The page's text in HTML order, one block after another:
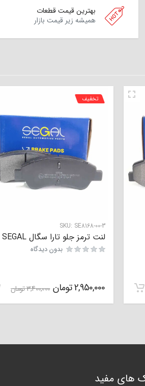
بهترین قیمت قطعات
همیشه زیر قیمت بازار
SKU: SE8168-00-3
تخفیف
لنت ترمز جلو تارا سگال SEGAL
بدون دیدگاه
2,950,000تومان 3,400,000تومان
های مفید